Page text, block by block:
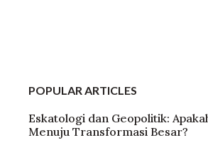
POPULAR ARTICLES
Eskatologi dan Geopolitik:
Menuju Transformasi Besar?